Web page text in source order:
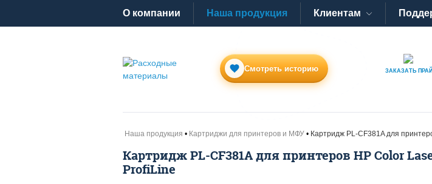
O компании Наша продукция Клиентам
Смотреть историю ЗАКАЗАТЬ
Наша продукция Картриджи для принтеров и МФУ Картридж PL-CF381A для
Картридж PL-CF381A для принтеров HP Color
ProfiLine